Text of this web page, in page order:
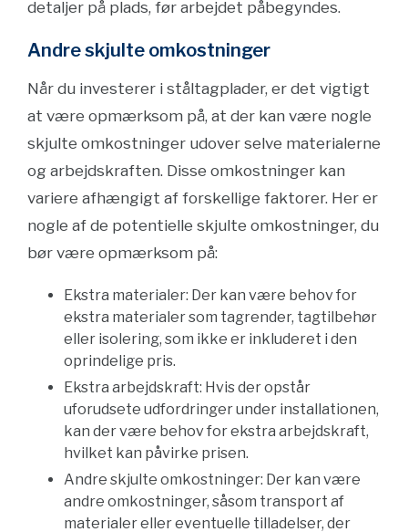
detaljer på plads, før arbejdet påbegyndes.
Andre skjulte omkostninger
Når du investerer i ståltagplader, er det vigtigt
at være opmærksom på, at der kan være nogle
skjulte omkostninger udover selve materialerne
og arbejdskraften. Disse omkostninger kan
variere afhængigt af forskellige faktorer. Her er
nogle af de potentielle skjulte omkostninger, du
bør være opmærksom på:
Ekstra materialer: Der kan være behov for
ekstra materialer som tagrender, tagtilbehør
eller isolering, som ikke er inkluderet i den
oprindelige pris.
Ekstra arbejdskraft: Hvis der opstår
uforudsete udfordringer under installationen,
kan der være behov for ekstra arbejdskraft,
hvilket kan påvirke prisen.
Andre skjulte omkostninger: Der kan være
andre omkostninger, såsom transport af
materialer eller eventuelle tilladelser, der